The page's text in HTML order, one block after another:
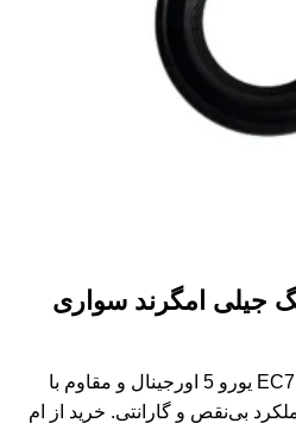
جیلی امگرند سواری
کاسه نمد سر میل لنگ جیلی EC7 یورو 5 اورجینال و مقاوم با
بی‌نقص و گارانتی. خرید از ام